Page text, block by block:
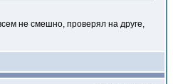
не смешно, проверял на друге,